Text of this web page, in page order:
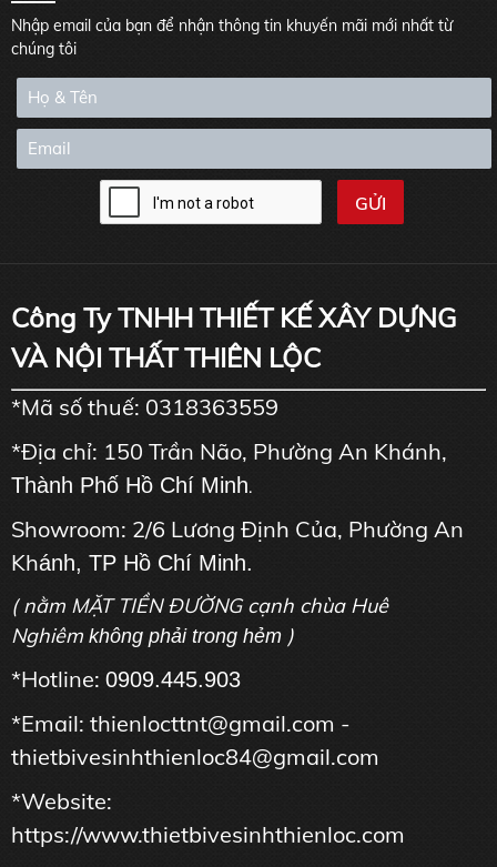
Nhập email của bạn để nhận thông tin khuyến mãi mới nhất từ
chúng tôi
Công Ty TNHH THIẾT KẾ XÂY DỰNG
VÀ NỘI THẤT THIÊN LỘC
*Mã số thuế: 0318363559
*Địa chỉ: 150 Trần Não, Phường An Khánh,
Thành Phố Hồ Chí Minh.
Showroom: 2/6 Lương Định Của, Phường An
Khánh, TP Hồ Chí Minh.
( nằm MẶT TIỀN ĐƯỜNG cạnh chùa Huê
Nghiêm không phải trong hẻm )
*Hotline: 0909.445.903
*Email: thienlocttnt@gmail.com -
thietbivesinhthienloc84@gmail.com
*Website:
https://www.thietbivesinhthienloc.com